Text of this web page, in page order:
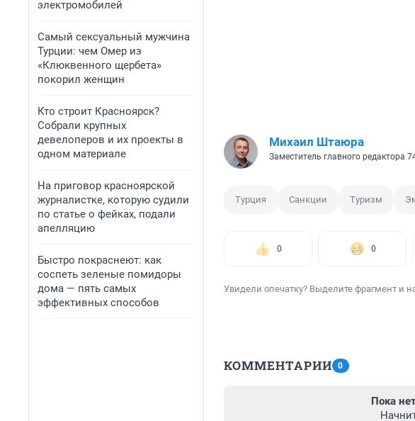
электромобилей
Самый сексуальный мужчина
Турции: чем Омер из
«Клюквенного щербета»
покорил женщин
Кто строит Красноярск?
Собрали крупных
девелоперов и их проекты в
одном материале
На приговор красноярской
журналистке, которую судили
по статье о фейках, подали
апелляцию
Быстро покраснеют: как
соспеть зеленые помидоры
дома — пять самых
эффективных способов
Михаил Штаюра
Заместитель главного редактора
Турция Санкции Туризм
0 0
Увидели опечатку? Выделите фрагмент и
КОММЕНТАРИИ 0
Пока